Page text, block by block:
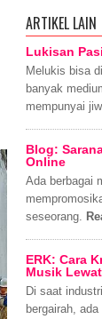
ARTIKEL LAIN
Lukisan
Melukis bisa
banyak
mempunyai
Blog:
Online
Ada berbagai
seseorang.
ERK: Cara
Musik
Di saat
bergairah,